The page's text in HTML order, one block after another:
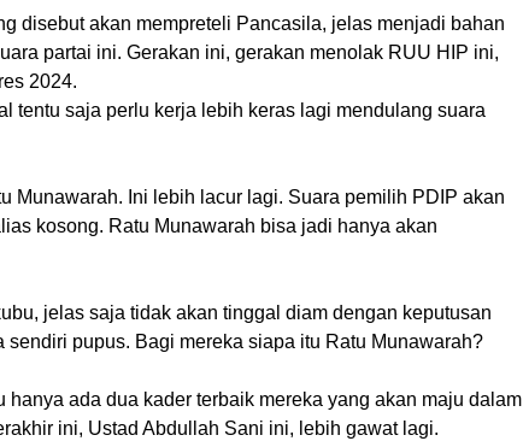
disebut akan mempreteli Pancasila, jelas menjadi bahan
partai ini. Gerakan ini, gerakan menolak RUU HIP ini,
2024.
tentu saja perlu kerja lebih keras lagi mendulang suara
Munawarah. Ini lebih lacur lagi. Suara pemilih PDIP akan
kosong. Ratu Munawarah bisa jadi hanya akan
jelas saja tidak akan tinggal diam dengan keputusan
pupus. Bagi mereka siapa itu Ratu Munawarah?
ada dua kader terbaik mereka yang akan maju dalam
ini, Ustad Abdullah Sani ini, lebih gawat lagi.